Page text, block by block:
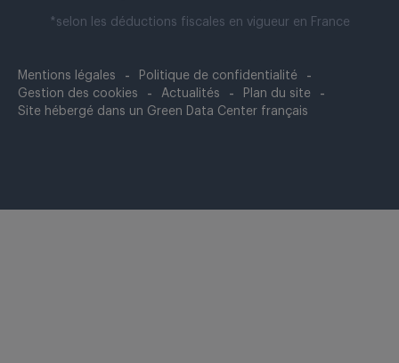
*selon les déductions fiscales en vigueur en France
Mentions légales
Politique de confidentialité
Gestion des cookies
Actualités
Plan du site
Site hébergé dans un Green Data Center français